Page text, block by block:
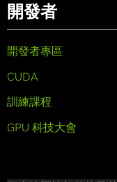
開發者
開發者專區
CUDA
訓練課程
GPU 科技大會